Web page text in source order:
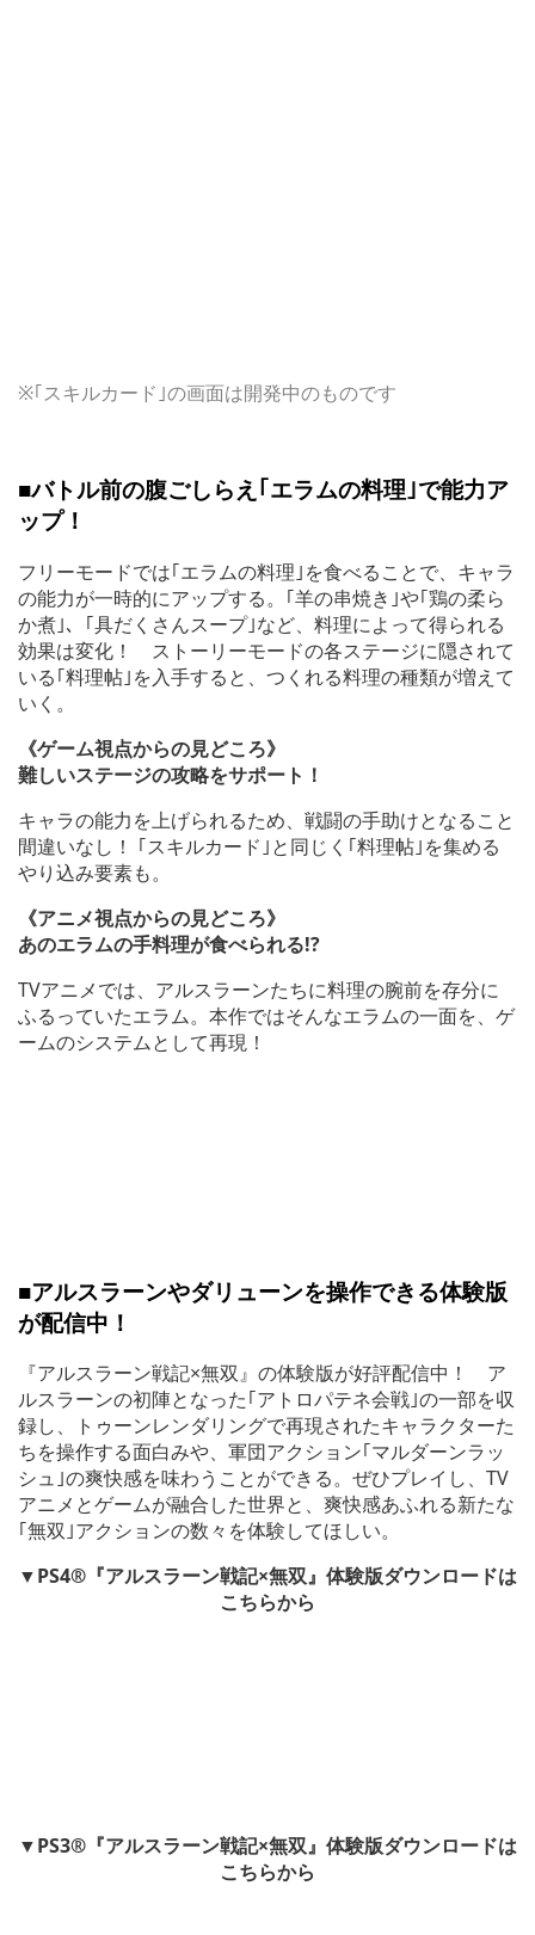
※｢スキルカード｣の画面は開発中のものです
■バトル前の腹ごしらえ｢エラムの料理｣で能力ア
ップ！
フリーモードでは｢エラムの料理｣を食べることで、キャラ
の能力が一時的にアップする。｢羊の串焼き｣や｢鶏の柔ら
か煮｣、｢具だくさんスープ｣など、料理によって得られる
効果は変化！ ストーリーモードの各ステージに隠されて
いる｢料理帖｣を入手すると、つくれる料理の種類が増えて
いく。
《ゲーム視点からの見どころ》
難しいステージの攻略をサポート！
キャラの能力を上げられるため、戦闘の手助けとなること
間違いなし！ ｢スキルカード｣と同じく｢料理帖｣を集める
やり込み要素も。
《アニメ視点からの見どころ》
あのエラムの手料理が食べられる!?
TVアニメでは、アルスラーンたちに料理の腕前を存分に
ふるっていたエラム。本作ではそんなエラムの一面を、ゲ
ームのシステムとして再現！
■アルスラーンやダリューンを操作できる体験版
が配信中！
『アルスラーン戦記×無双』の体験版が好評配信中！ ア
ルスラーンの初陣となった｢アトロパテネ会戦｣の一部を収
録し、トゥーンレンダリングで再現されたキャラクターた
ちを操作する面白みや、軍団アクション｢マルダーンラッ
シュ｣の爽快感を味わうことができる。ぜひプレイし、TV
アニメとゲームが融合した世界と、爽快感あふれる新たな
｢無双｣アクションの数々を体験してほしい。
▼PS4®『アルスラーン戦記×無双』体験版ダウンロードは
こちらから
▼PS3®『アルスラーン戦記×無双』体験版ダウンロードは
こちらから